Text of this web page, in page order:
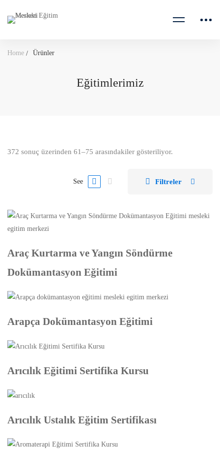
Home Ürünler
Eğitimlerimiz
372 sonuç üzerinden 61–75 arasındakiler gösteriliyor.
See Filtreler
Araç Kurtarma ve Yangın Söndürme
Dokümantasyon Eğitimi
Arapça Dokümantasyon Eğitimi
Arıcılık Eğitimi Sertifika Kursu
Arıcılık Ustalık Eğitim Sertifikası